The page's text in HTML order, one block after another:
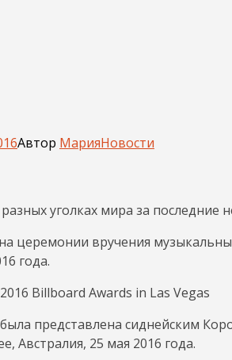
Автор МарияНовости
уголках мира за последние
церемонии вручения
года.
представлена сиднейским
Австралия, 25 мая 2016 года.